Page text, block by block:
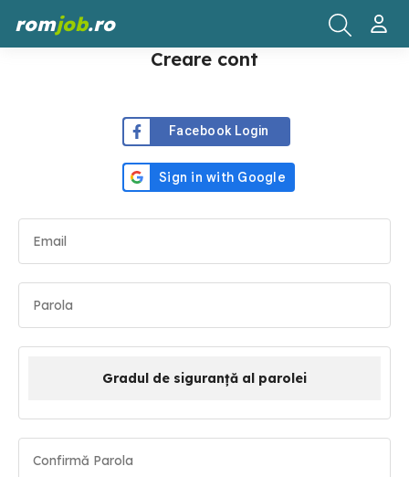
romjob.ro
Creare cont
Facebook Login
Gradul de siguranță al parolei